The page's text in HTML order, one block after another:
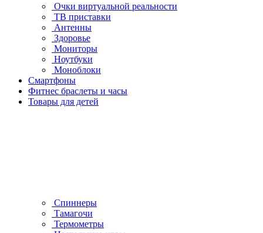
Очки виртуальной реальности
ТВ приставки
Антенны
Здоровье
Мониторы
Ноутбуки
Моноблоки
Смартфоны
Фитнес браслеты и часы
Товары для детей
Спиннеры
Тамагочи
Термометры